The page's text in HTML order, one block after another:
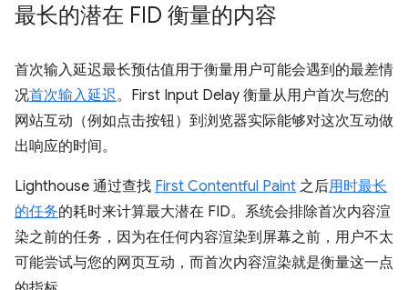
最长的潜在 FID 衡量的内容
首次输入延迟最长预估值用于衡量用户可能会遇到的最差情
况首次输入延迟。First Input Delay 衡量从用户首次与您的
网站互动（例如点击按钮）到浏览器实际能够对这次互动做
出响应的时间。
Lighthouse 通过查找 First Contentful Paint 之后用时最长
的任务的耗时来计算最大潜在 FID。系统会排除首次内容渲
染之前的任务，因为在任何内容渲染到屏幕之前，用户不太
可能尝试与您的网页互动，而首次内容渲染就是衡量这一点